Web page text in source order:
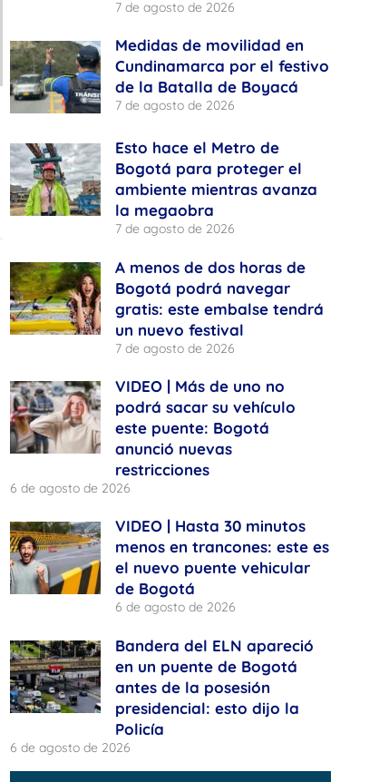
7 de agosto de 2026
Medidas de movilidad en
Cundinamarca por el festivo
de la Batalla de Boyacá
7 de agosto de 2026
Esto hace el Metro de
Bogotá para proteger el
ambiente mientras avanza
la megaobra
7 de agosto de 2026
A menos de dos horas de
Bogotá podrá navegar
gratis: este embalse tendrá
un nuevo festival
7 de agosto de 2026
VIDEO | Más de uno no
podrá sacar su vehículo
este puente: Bogotá
anunció nuevas
restricciones
6 de agosto de 2026
VIDEO | Hasta 30 minutos
menos en trancones: este es
el nuevo puente vehicular
de Bogotá
6 de agosto de 2026
Bandera del ELN apareció
en un puente de Bogotá
antes de la posesión
presidencial: esto dijo la
Policía
6 de agosto de 2026